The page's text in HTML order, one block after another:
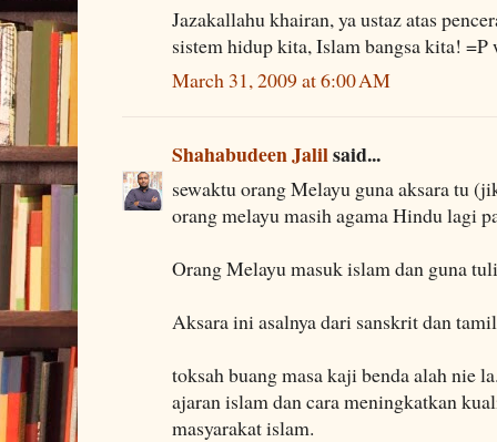
Jazakallahu khairan, ya ustaz atas
sistem hidup kita, Islam bangsa kita! =P
March 31, 2009 at 6:00 AM
Shahabudeen Jalilsaid...
sewaktu orang Melayu guna aksara tu
orang melayu masih agama Hindu lagi
Orang Melayu masuk islam dan guna
Aksara ini asalnya dari sanskrit dan
toksah buang masa kaji benda alah nie
ajaran islam dan cara meningkatkan
masyarakat islam.